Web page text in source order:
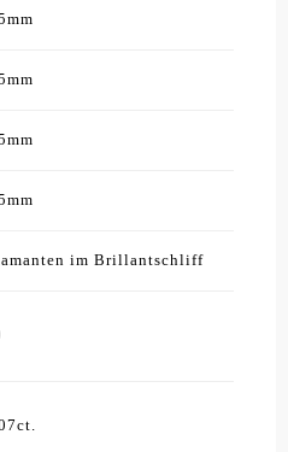
im Brillantschliff